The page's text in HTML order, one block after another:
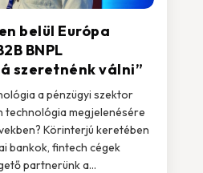
belül Európa
BNPL
szeretnénk válni”
a pénzügyi szektor
technológia megjelenésére
Körinterjú keretében
bankok, fintech cégek
partnerünk a...